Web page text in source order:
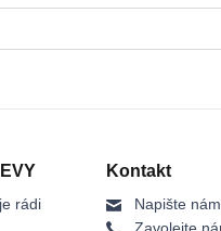
rádi
Kontakt
Napište